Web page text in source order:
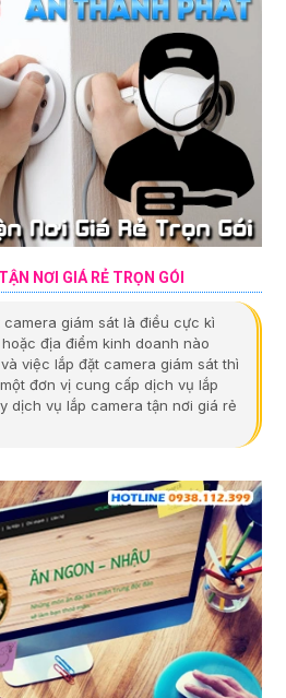
NƠI GIÁ RẺ TRỌN GÓI
giám sát là điều cực kì
địa điểm kinh doanh nào
việc lắp đặt camera giám sát thì
đơn vị cung cấp dịch vụ lắp
dịch vụ lắp camera tận nơi giá rẻ